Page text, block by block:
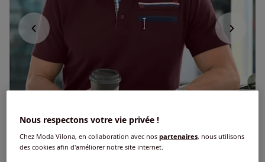
Nous respectons votre vie privée !
Chez Moda Vilona, en collaboration avec nospartenaires, nous utilisons
des cookies afin d'améliorer notre site internet.